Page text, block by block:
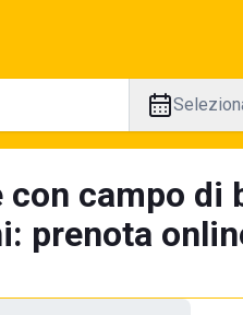
con campo di
prenota